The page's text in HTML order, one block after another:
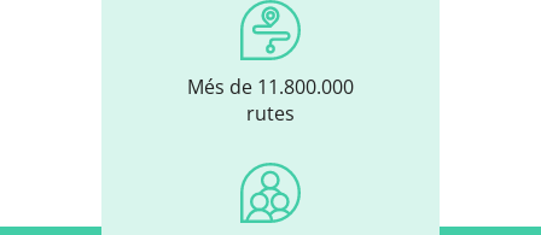
Més de 11.800.000
rutes